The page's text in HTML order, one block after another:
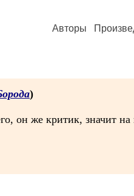
Авторы
)
он же критик, значит